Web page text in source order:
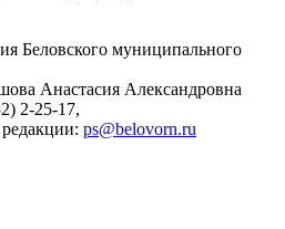
Беловского муниципального
Анастасия Александровна
2-25-17,
ps@belovorn.ru